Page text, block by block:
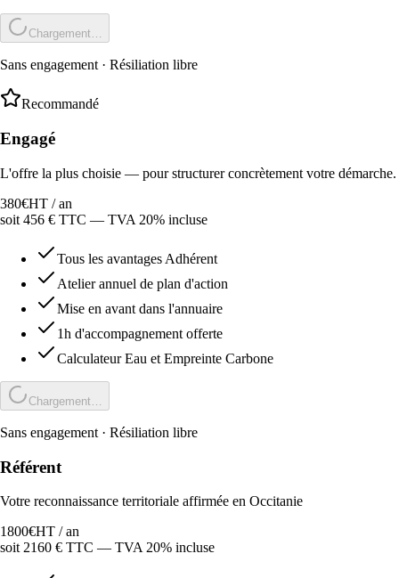
Chargement…
Sans engagement · Résiliation libre
Recommandé
Engagé
L'offre la plus choisie — pour structurer concrètement votre démarche.
380€HT /an
soit 456 € TTC — TVA 20% incluse
Tous les avantages Adhérent
Atelier annuel de plan d'action
Mise en avant dans l'annuaire
1h d'accompagnement offerte
Calculateur Eau et Empreinte Carbone
Chargement…
Sans engagement · Résiliation libre
Référent
Votre reconnaissance territoriale affirmée en Occitanie
1800€HT /an
soit 2160 € TTC — TVA 20% incluse